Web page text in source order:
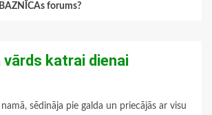
forums?
vārds katrai dienai
sēdināja pie galda un priecājās ar visu